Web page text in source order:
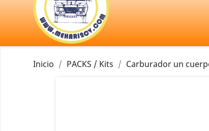
Inicio PACKS / Kits Carburador un